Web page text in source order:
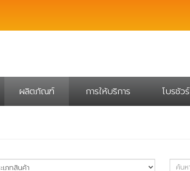
ผลิตภัณฑ์ การให้บริการ โบรชัวร์